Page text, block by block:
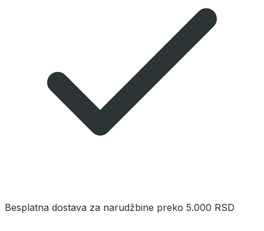
Besplatna dostava za narudžbine preko 5.000 RSD